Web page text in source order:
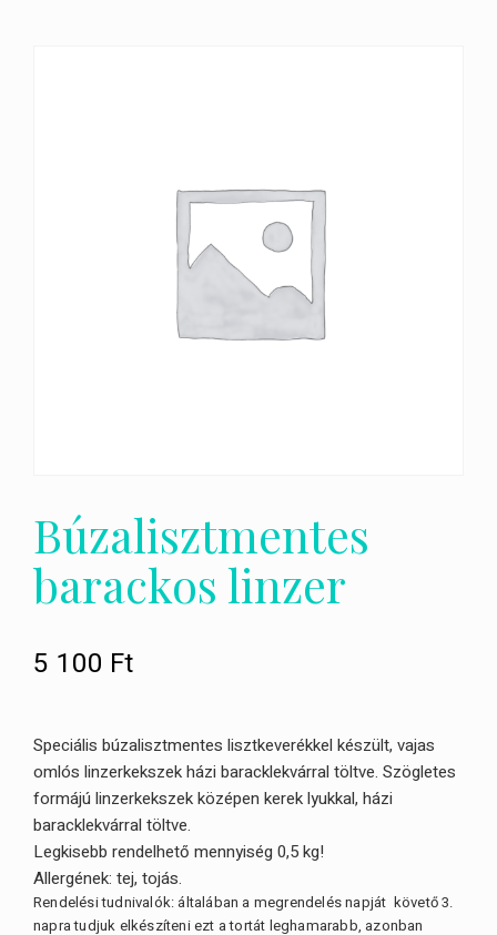
Búzalisztmentes
barackos linzer
5 100 Ft
Speciális búzalisztmentes lisztkeverékkel készült, vajas
omlós linzerkekszek házi baracklekvárral töltve. Szögletes
formájú linzerkekszek középen kerek lyukkal, házi
baracklekvárral töltve.
Legkisebb rendelhető mennyiség 0,5 kg!
Allergének: tej, tojás.
Rendelési tudnivalók: általában a megrendelés napját követő 3.
napra tudjuk elkészíteni ezt a tortát leghamarabb, azonban